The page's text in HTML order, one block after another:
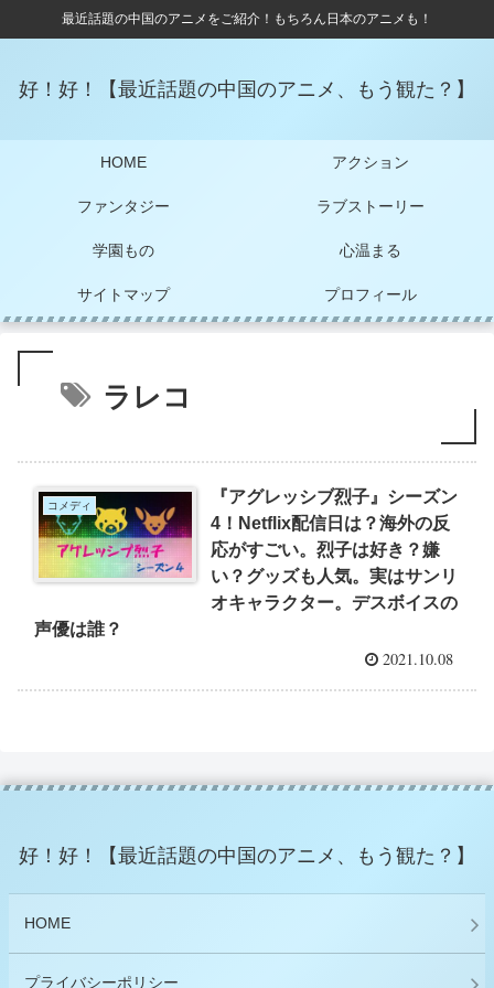
最近話題の中国のアニメをご紹介！もちろん日本のアニメも！
好！好！【最近話題の中国のアニメ、もう観た？】
HOME アクション
ファンタジー ラブストーリー
学園もの 心温まる
サイトマップ プロフィール
ラレコ
コメディ
『アグレッシブ烈子』シーズン
4！Netflix配信日は？海外の反
応がすごい。烈子は好き？嫌
い？グッズも人気。実はサンリ
オキャラクター。デスボイスの
声優は誰？
2021.10.08
好！好！【最近話題の中国のアニメ、もう観た？】
HOME
プライバシーポリシー